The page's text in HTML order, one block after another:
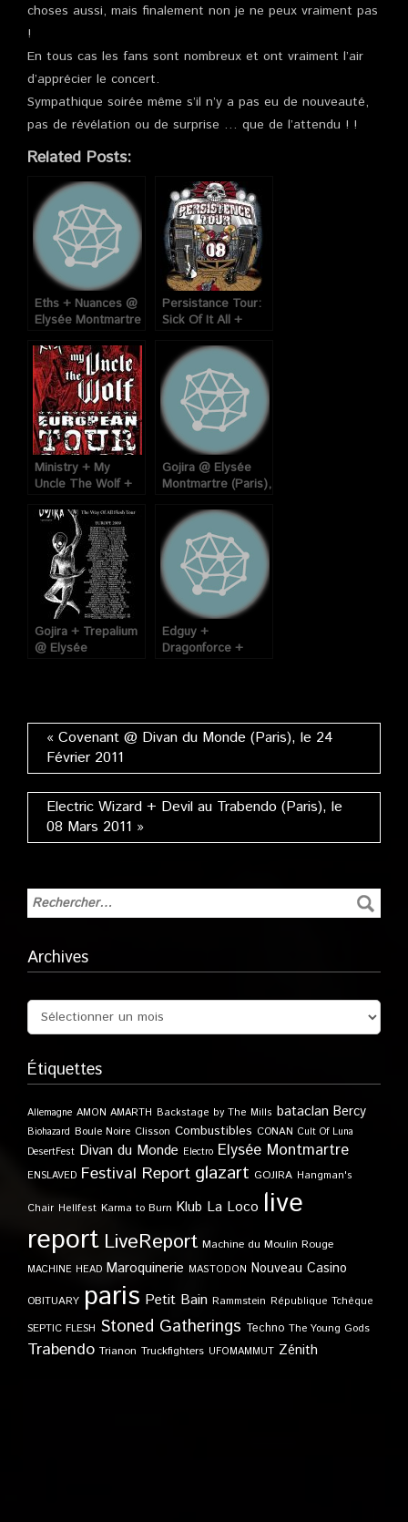
choses aussi, mais finalement non je ne peux vraiment pas
!
En tous cas les fans sont nombreux et ont vraiment l’air
d’apprécier le concert.
Sympathique soirée même s’il n’y a pas eu de nouveauté,
pas de révélation ou de surprise … que de l’attendu ! !
Related Posts:
Eths + Nuances @
Elysée Montmartre
Octobre 2008.
Persistance Tour:
Sick Of It All +
+ Born From Pain +
Terror @ Elysée
Montmartre (Paris),
le 09 Décembre
2008
Ministry + My
Uncle The Wolf +
Bataclan / Elysée
Montmartre (Paris),
les 15 et 16 Juin
2008
Gojira @ Elysée
Montmartre (Paris),
Gojira + Trepalium
@ Elysée
Edguy +
Dragonforce +
« Covenant @ Divan du Monde (Paris), le 24
Février 2011
Electric Wizard + Devil au Trabendo (Paris), le
08 Mars 2011 »
Archives
Étiquettes
Allemagne AMON AMARTH Backstage by The Mills bataclan Bercy
Biohazard Boule Noire Clisson Combustibles CONAN Cult Of Luna
DesertFest Divan du Monde Electro Elysée Montmartre
ENSLAVED Festival Report glazart GOJIRA Hangman's
Chair Hellfest Karma to Burn Klub La Loco live
report LiveReport Machine du Moulin Rouge
MACHINE HEAD Maroquinerie MASTODON Nouveau Casino
OBITUARY paris Petit Bain Rammstein République Tchèque
SEPTIC FLESH Stoned Gatherings Techno The Young Gods
Trabendo Trianon Truckfighters UFOMAMMUT Zénith